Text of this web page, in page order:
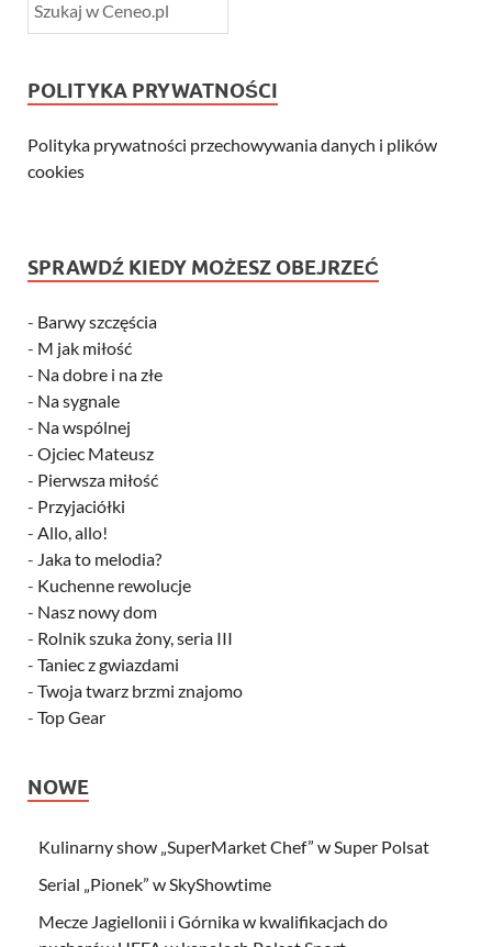
POLITYKA PRYWATNOŚCI
Polityka prywatności przechowywania danych i plików
cookies
SPRAWDŹ KIEDY MOŻESZ OBEJRZEĆ
- Barwy szczęścia
- M jak miłość
- Na dobre i na złe
- Na sygnale
- Na wspólnej
- Ojciec Mateusz
- Pierwsza miłość
- Przyjaciółki
- Allo, allo!
- Jaka to melodia?
- Kuchenne rewolucje
- Nasz nowy dom
- Rolnik szuka żony, seria III
- Taniec z gwiazdami
- Twoja twarz brzmi znajomo
- Top Gear
NOWE
Kulinarny show „SuperMarket Chef” w Super Polsat
Serial „Pionek” w SkyShowtime
Mecze Jagiellonii i Górnika w kwalifikacjach do